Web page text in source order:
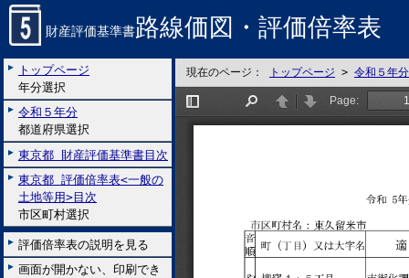
財産評価基準書路線価図・評価倍率表
トップページ
年分選択
令和５年分
都道府県選択
東京都 財産評価基準書目次
東京都 評価倍率表<一般の
土地等用>目次
市区町村選択
評価倍率表の説明を見る
画面が開かない、印刷でき
現在のページ： トップページ > 令和５年分